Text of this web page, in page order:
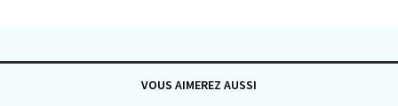
VOUS AIMEREZ AUSSI